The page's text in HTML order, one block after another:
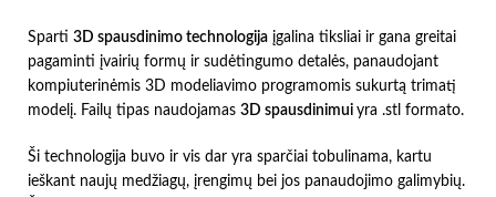
Sparti 3D spausdinimo technologija įgalina tiksliai ir gana greitai
pagaminti įvairių formų ir sudėtingumo detalės, panaudojant
kompiuterinėmis 3D modeliavimo programomis sukurtą trimatį
modelį. Failų tipas naudojamas 3D spausdinimui yra .stl formato.
Ši technologija buvo ir vis dar yra sparčiai tobulinama, kartu
ieškant naujų medžiagų, įrengimų bei jos panaudojimo galimybių.